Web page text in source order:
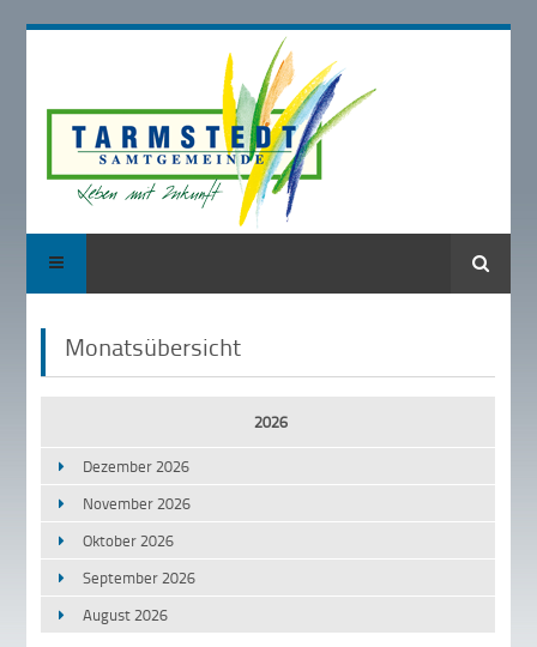
Suche
Monatsübersicht
2026
Dezember 2026
November 2026
Oktober 2026
September 2026
August 2026